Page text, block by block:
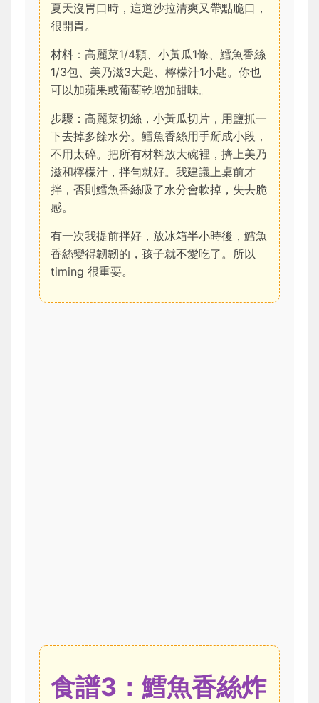
夏天沒胃口時，這道沙拉清爽又帶點脆口，
很開胃。
材料：高麗菜1/4顆、小黃瓜1條、鱈魚香絲
1/3包、美乃滋3大匙、檸檬汁1小匙。你也
可以加蘋果或葡萄乾增加甜味。
步驟：高麗菜切絲，小黃瓜切片，用鹽抓一
下去掉多餘水分。鱈魚香絲用手掰成小段，
不用太碎。把所有材料放大碗裡，擠上美乃
滋和檸檬汁，拌勻就好。我建議上桌前才
拌，否則鱈魚香絲吸了水分會軟掉，失去脆
感。
有一次我提前拌好，放冰箱半小時後，鱈魚
香絲變得韌韌的，孩子就不愛吃了。所以
timing 很重要。
食譜3：鱈魚香絲炸